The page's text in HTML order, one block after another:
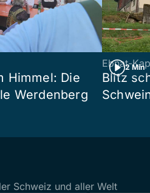
Himmel: Die
Werdenberg
2 Min
Ebnat-
Blitz
Schweiz und aller Welt